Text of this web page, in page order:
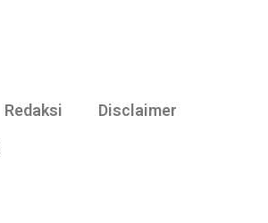
Redaksi Disclaimer